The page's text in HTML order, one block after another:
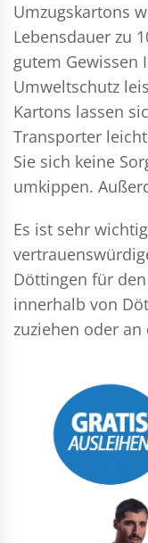
Umzugskartons
Lebensdauer zu
gutem Gewissen
Umweltschutz
Kartons lassen
Transporter
Sie sich keine
umkippen.
Es ist sehr
Döttingen für
innerhalb von
zuziehen oder